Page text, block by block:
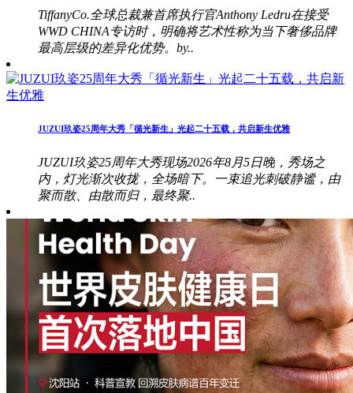
TiffanyCo.全球总裁兼首席执行官Anthony Ledru在接受
WWD CHINA专访时，明确将艺术性称为当下奢侈品牌
最高层级的差异化优势。by..
JUZUI玖姿25周年大秀「循光新生」光起二十五载，共启新生优雅
JUZUI玖姿25周年大秀现场2026年8月5日晚，秀场之
内，灯光渐次收拢，全场暗下。一束追光刺破静谧，由
聚而散、由散而归，最终聚..